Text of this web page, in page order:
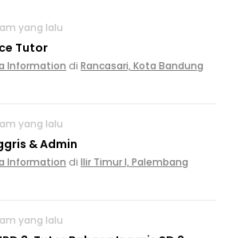
yang lalu
Tutor
Information di Rancasari, Kota Bandung
yang lalu
& Admin
Information di Ilir Timur I, Palembang
yang lalu